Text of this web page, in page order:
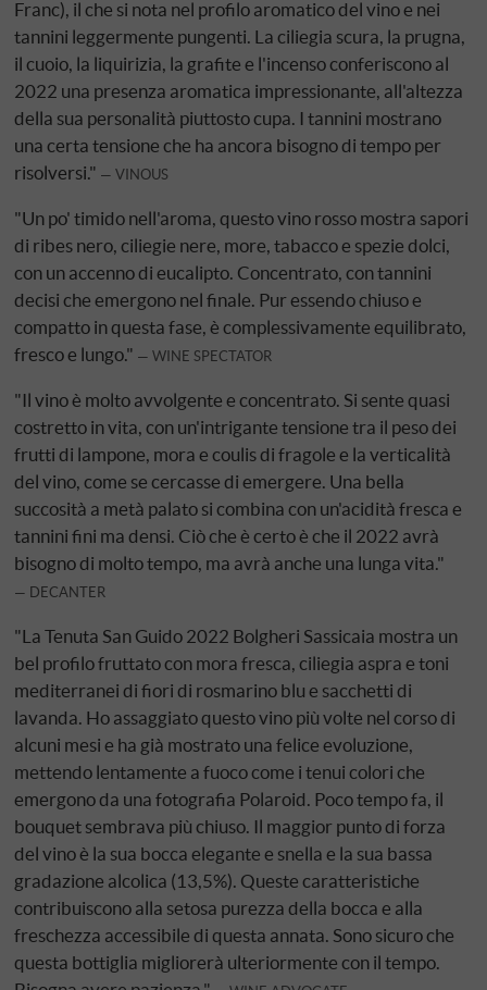
Franc), il che si nota nel profilo aromatico del vino e nei
tannini leggermente pungenti. La ciliegia scura, la prugna,
il cuoio, la liquirizia, la grafite e l'incenso conferiscono al
2022 una presenza aromatica impressionante, all'altezza
della sua personalità piuttosto cupa. I tannini mostrano
una certa tensione che ha ancora bisogno di tempo per
risolversi."
VINOUS
"Un po' timido nell'aroma, questo vino rosso mostra sapori
di ribes nero, ciliegie nere, more, tabacco e spezie dolci,
con un accenno di eucalipto. Concentrato, con tannini
decisi che emergono nel finale. Pur essendo chiuso e
compatto in questa fase, è complessivamente equilibrato,
fresco e lungo."
WINE SPECTATOR
"Il vino è molto avvolgente e concentrato. Si sente quasi
costretto in vita, con un'intrigante tensione tra il peso dei
frutti di lampone, mora e coulis di fragole e la verticalità
del vino, come se cercasse di emergere. Una bella
succosità a metà palato si combina con un'acidità fresca e
tannini fini ma densi. Ciò che è certo è che il 2022 avrà
bisogno di molto tempo, ma avrà anche una lunga vita."
DECANTER
"La Tenuta San Guido 2022 Bolgheri Sassicaia mostra un
bel profilo fruttato con mora fresca, ciliegia aspra e toni
mediterranei di fiori di rosmarino blu e sacchetti di
lavanda. Ho assaggiato questo vino più volte nel corso di
alcuni mesi e ha già mostrato una felice evoluzione,
mettendo lentamente a fuoco come i tenui colori che
emergono da una fotografia Polaroid. Poco tempo fa, il
bouquet sembrava più chiuso. Il maggior punto di forza
del vino è la sua bocca elegante e snella e la sua bassa
gradazione alcolica (13,5%). Queste caratteristiche
contribuiscono alla setosa purezza della bocca e alla
freschezza accessibile di questa annata. Sono sicuro che
questa bottiglia migliorerà ulteriormente con il tempo.